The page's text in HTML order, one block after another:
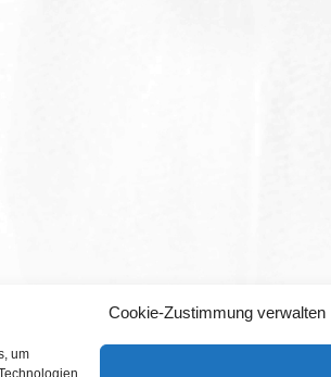
Cookie-Zustimmung verwalten
um